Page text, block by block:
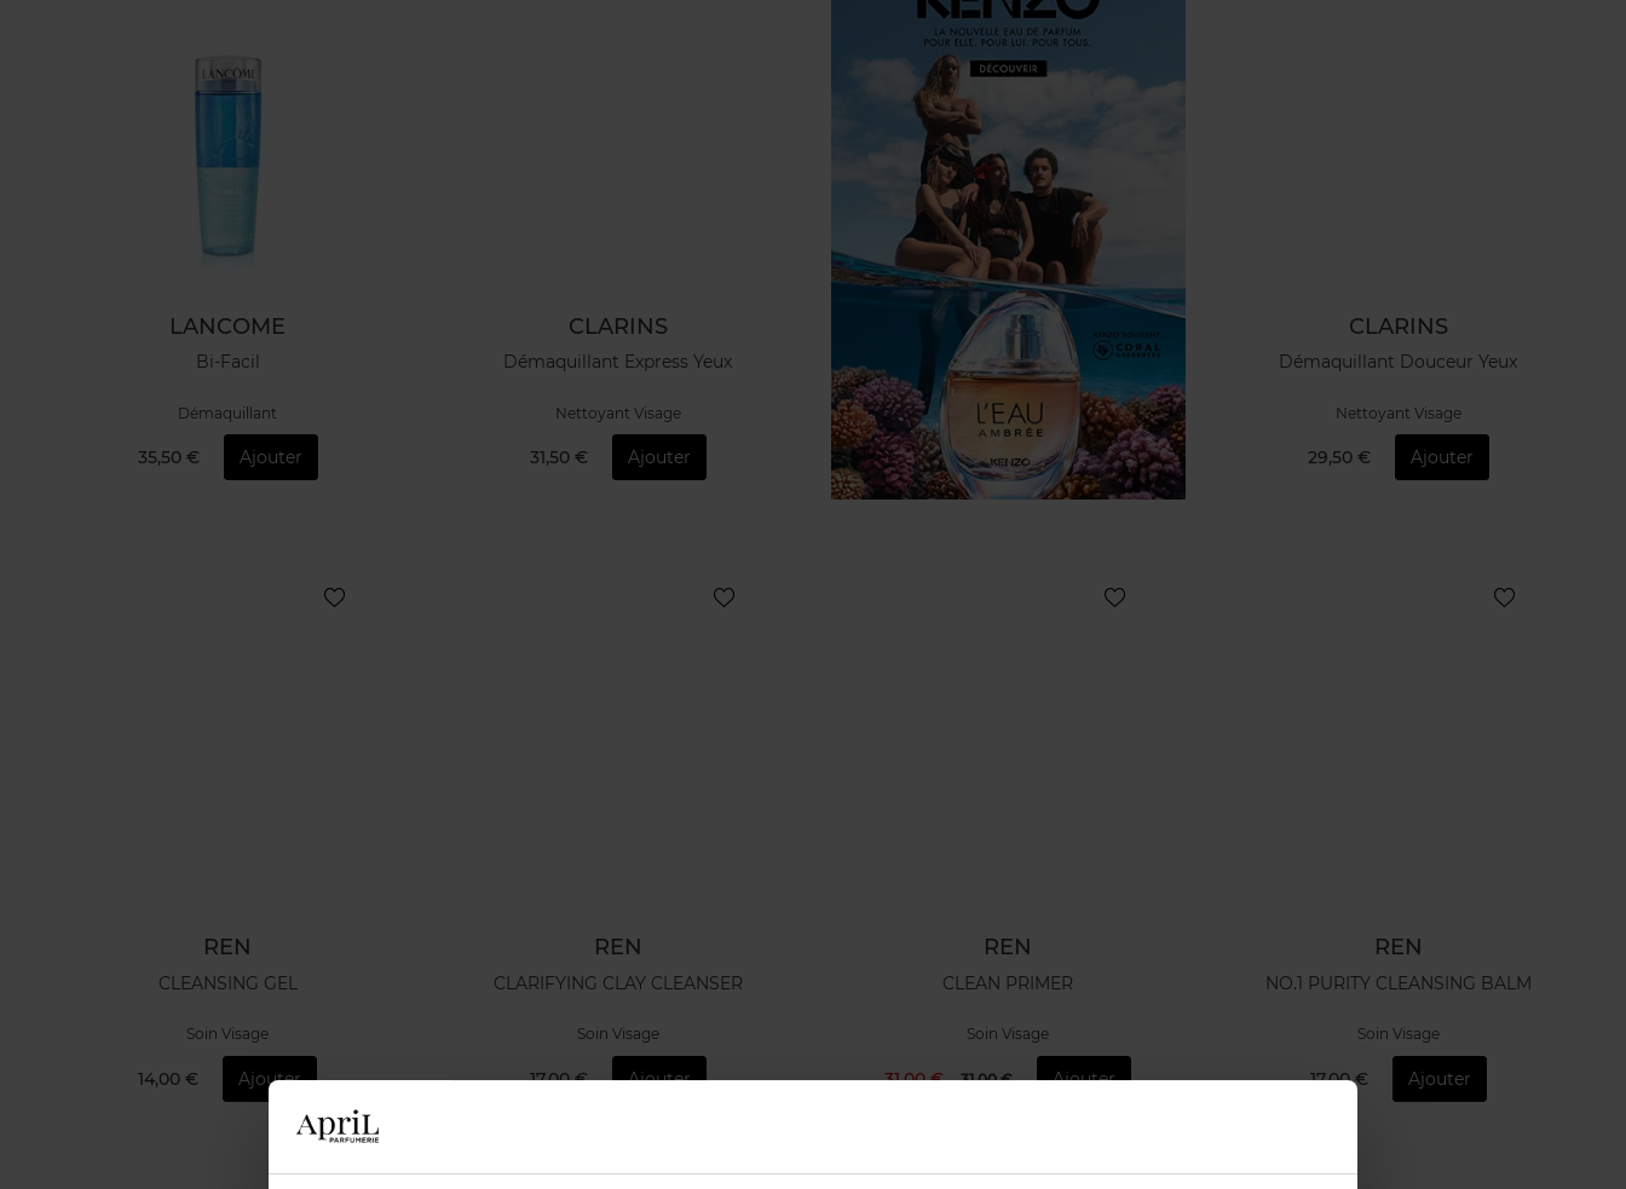
LANCOME
Bi-Facil
Démaquillant
35,50 € Ajouter
CLARINS
Démaquillant Express Yeux
Nettoyant Visage
31,50 € Ajouter
CLARINS
Démaquillant Douceur Yeux
Nettoyant Visage
29,50 € Ajouter
REN
CLEANSING GEL
Soin Visage
14,00 € Ajouter
REN
CLARIFYING CLAY CLEANSER
Soin Visage
17,00 € Ajouter
REN
CLEAN PRIMER
Soin Visage
31,00 € 31,00 € Ajouter
REN
NO.1 PURITY CLEANSING BALM
Soin Visage
17,00 € Ajouter